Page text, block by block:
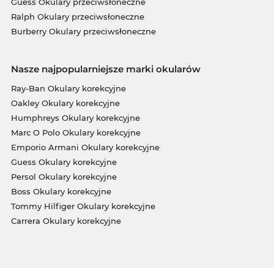
Ralph Okulary przeciwsłoneczne
Burberry Okulary przeciwsłoneczne
Nasze najpopularniejsze marki okularów
Ray-Ban Okulary korekcyjne
Oakley Okulary korekcyjne
Humphreys Okulary korekcyjne
Marc O Polo Okulary korekcyjne
Emporio Armani Okulary korekcyjne
Guess Okulary korekcyjne
Persol Okulary korekcyjne
Boss Okulary korekcyjne
Tommy Hilfiger Okulary korekcyjne
Carrera Okulary korekcyjne